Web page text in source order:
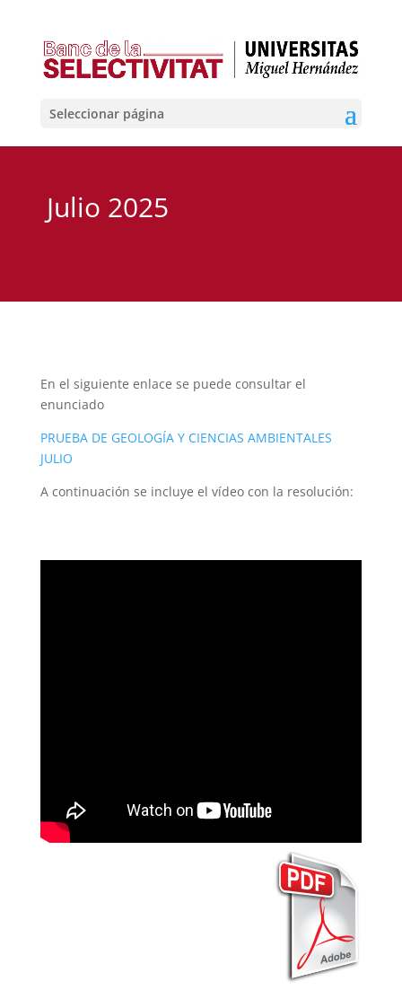
Seleccionar página
Julio 2025
En el siguiente enlace se puede consultar el
enunciado
PRUEBA DE GEOLOGÍA Y CIENCIAS AMBIENTALES
JULIO
A continuación se incluye el vídeo con la resolución: